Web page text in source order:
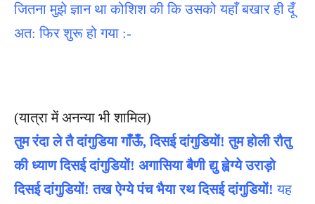
जितना मुझे ज्ञान था कोशिश की कि उसको यहाँ बखार ही दूँ
अत: फिर शुरू हो गया :-
(यात्रा में अनन्या भी शामिल)
तुम रंदा ले तै दांगुडिया गाँऊँ, दिसई दांगुडियों! तुम होली रौतु
की ध्याण दिसई दांगुडियों! अगासिया बैणी द्यु ह्वेग्ये उराड़ो
दिसई दांगुडियों! तख ऐग्ये पंच भैया रथ दिसई दांगुडियों!यह